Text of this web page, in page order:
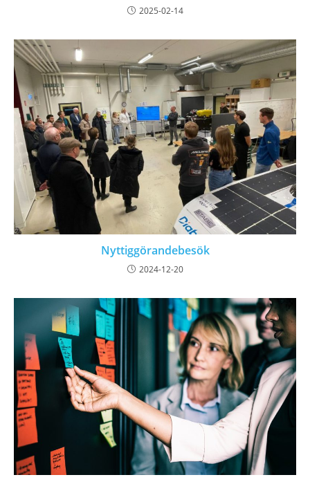
2025-02-14
Nyttiggörandebesök
2024-12-20